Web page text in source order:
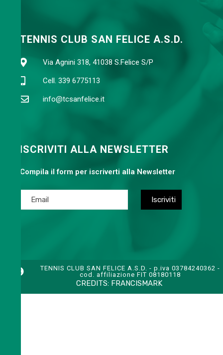
TENNIS CLUB SAN FELICE A.S.D.
Via Agnini 318, 41038 S.Felice S/P
Cell. 339 6775113
info@tcsanfelice.it
ISCRIVITI ALLA NEWSLETTER
Compila il form per iscriverti alla Newsletter
TENNIS CLUB SAN FELICE A.S.D. - p.iva 03784240362 -
cod. affiliazione FIT 08180118
CREDITS: FRANCISMARK